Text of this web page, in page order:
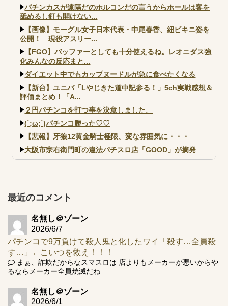
ンプリートデータも
パチンカスが遠隔だのホルコンだの言うからホールは客を
舐めるし釘も開けない...
【画像】モーグル女子日本代表・中尾春香、紐ビキニ姿を
公開！ 現役アスリー...
【FGO】バッファーとしても十分使えるね。レオニダス強
化みんなの反応まと...
ダイエット中でもカップヌードルが急に食べたくなる
【新台】ユニバ「Lやじきた道中記参る！」5ch実戦感想＆
評価まとめ！「A...
２円パチンコを打つ事を決意しました。
(´;ω;`)パチンコ勝った♡♡
【悲報】牙狼12黄金騎士極限、変な雰囲気に・・・
大阪市宗右衛門町の違法パチスロ店「GOOD」が摘発
プ報告あり！弱予告...
井の軽い絆？
Powered by livedoor 相互RSS
最近のコメント
名無し＠ゾーン
2026/6/7
パチンコで9万負けて殺人鬼と化したワイ「殺す…全員殺
す…」←こいつを救え！！！
まぁ、詐欺だからなスマスロは 店よりもメーカーが悪いからや
るならメーカー全員焼滅だね
名無し＠ゾーン
2026/6/1